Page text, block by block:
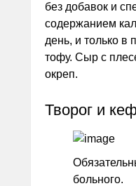
без добавок и
содержанием
день, и только
тофу. Сыр с
окреп.
Творог и
больного.